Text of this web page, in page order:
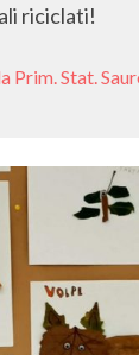
riciclati!
Prim. Stat.